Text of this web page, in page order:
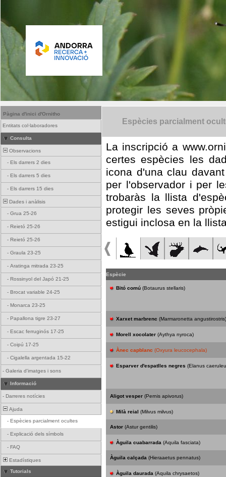
Pàgina d'inici d'Ornitho
Entitats col·laboradores
Consulta
Observacions
- Els darrers 2 dies
- Els darrers 5 dies
- Els darrers 15 dies
Dades i anàlisis
- Grua 25-26
- Reietó 25-26
- Reietó 25-26
- Graula 23-25
- Aratinga mitrada 23-25
- Rossinyol del Japó 21-25
- Brocat variable 24-25
- Monarca 23-25
- Papallona tigre 23-27
- Escac ferruginós 17-25
- Coipú 17-25
- Cigalella argentada 15-22
- Galeria d'imatges i sons
Informació
- Darreres notícies
Ajuda
- Espècies parcialment ocultes
- Explicació dels símbols
- FAQ
Estadístiques
Tutorials
Espècies parcialment
La inscripció a
certes espècies les
icona d'una clau
per l'observador i per
trobaràs la llista
protegir les seves
estigui inclosa en la
Espècie
Bitó comú (Botaurus stellaris)
Xarxet marbrenc (Marmaronetta
Morell xocolater (Aythya nyroca)
Ànec capblanc (Oxyura leucocephala)
Esparver d'espatlles negres (Elanus
Aligot vesper (Pernis apivorus)
Milà reial (Milvus milvus)
Astor (Astur gentilis)
Àguila cuabarrada (Aquila fasciata)
Àguila calçada (Hieraaetus pennatus)
Àguila daurada (Aquila chrysaetos)